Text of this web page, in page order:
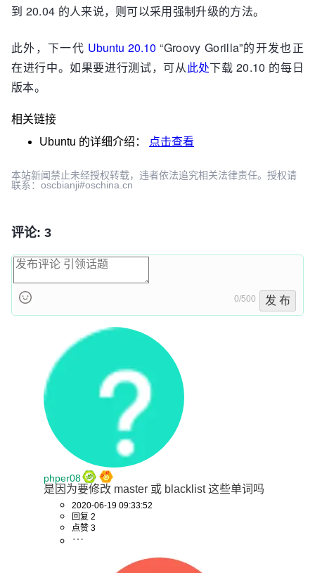
到 20.04 的人来说，则可以采用强制升级的方法。
此外，下一代 Ubuntu 20.10 “Groovy Gorilla”的开发也正
在进行中。如果要进行测试，可从此处下载 20.10 的每日
版本。
相关链接
Ubuntu 的详细介绍： 点击查看
本站新闻禁止未经授权转载，违者依法追究相关法律责任。授权请
联系：oscbianji#oschina.cn
评论: 3
0/500 发 布
phper08
是因为要修改 master 或 blacklist 这些单词吗
2020-06-19 09:33:52
回复 2
点赞 3